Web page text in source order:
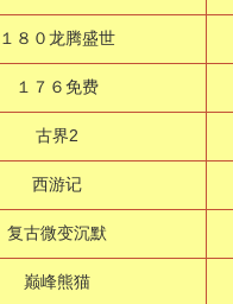
１８０龙腾盛世
１７６免费
古界2
西游记
复古微变沉默
巅峰熊猫